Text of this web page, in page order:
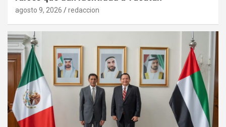
agosto 9, 2026 redaccion